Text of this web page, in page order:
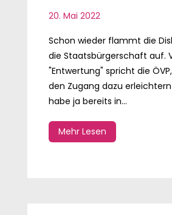
20. Mai 2022
Schon wieder flammt die
die Staatsbürgerschaft auf.
"Entwertung" spricht die
den Zugang dazu
habe ja bereits in...
Mehr Lesen